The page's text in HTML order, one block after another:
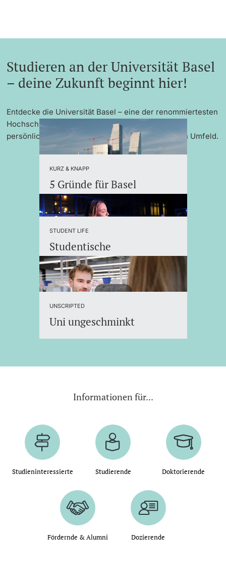
Studieren an der Universität Basel
– deine Zukunft beginnt hier!
Entdecke die Universität Basel – eine der renommiertesten
Hochschulen Europas mit exzellenter Forschung,
persönlicher Betreuung und einem internationalen Umfeld.
KURZ & KNAPP
5 Gründe für Basel
STUDENT LIFE
Studentische
Organisationen
UNSCRIPTED
Uni ungeschminkt
Informationen für...
Studieninteressierte Studierende Doktorierende
Fördernde & Alumni Dozierende